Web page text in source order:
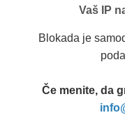
Vaš IP
Blokada je
Če menite, da